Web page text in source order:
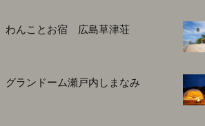
わんことお宿 広島草津荘
グランドーム瀬戸内しまなみ